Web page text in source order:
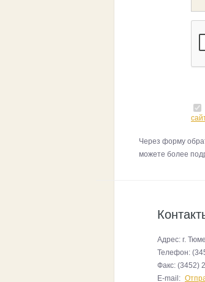
Через форму
можете более
Адрес: г.
Телефон:
Факс: (3452)
E-mail: